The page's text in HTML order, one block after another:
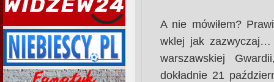
A nie mówiłem?
wklej jak
warszawskiej
dokładnie 21